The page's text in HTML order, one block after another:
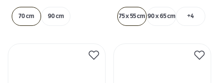
70 cm 90 cm 75 x 55 cm 90 x 65 cm +4